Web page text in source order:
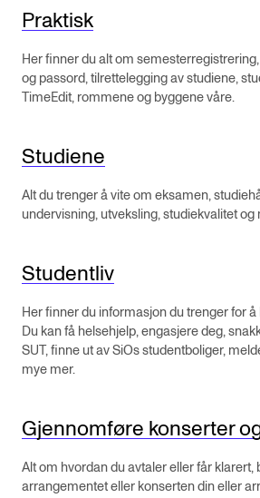
Praktisk
Her finner du alt om
og passord, tilrettelegging av studiene,
TimeEdit, rommene og byggene våre.
Studiene
Alt du trenger å vite om eksamen,
undervisning, utveksling, studiekvalitet og
Studentliv
Her finner du informasjon du trenger for
Du kan få helsehjelp, engasjere deg,
SUT, finne ut av SiOs studentboliger,
mye mer.
Gjennomføre konserter
Alt om hvordan du avtaler eller får klarert,
arrangementet eller konserten din eller